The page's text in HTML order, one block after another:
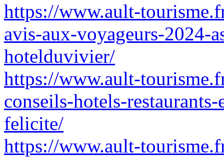
https://www.ault-
avis-aux-voyageurs-2024-
hotelduvivier/
https://www.ault-
conseils-hotels-
felicite/
https://www.ault-